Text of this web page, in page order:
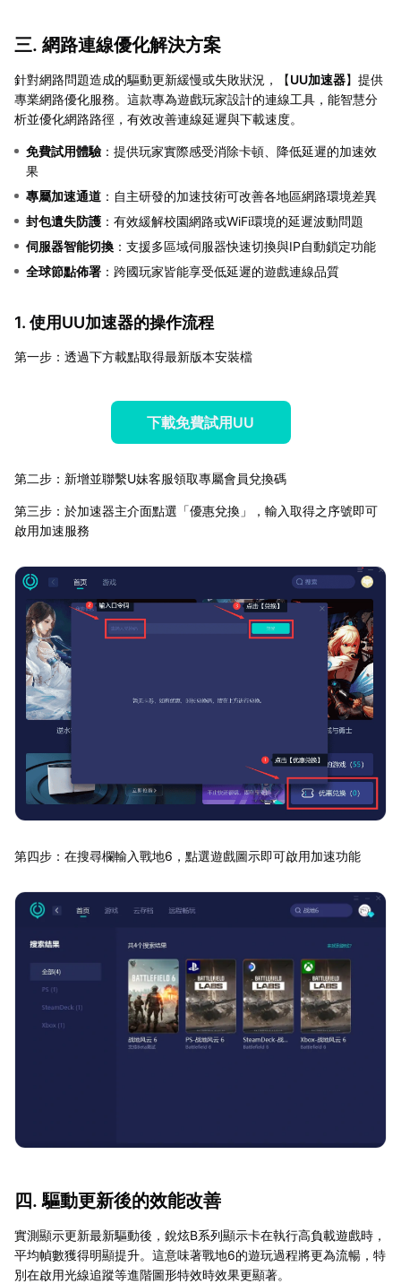
三. 網路連線優化解決方案
針對網路問題造成的驅動更新緩慢或失敗狀況，【UU加速器】提供
專業網路優化服務。這款專為遊戲玩家設計的連線工具，能智慧分
析並優化網路路徑，有效改善連線延遲與下載速度。
免費試用體驗 ：提供玩家實際感受消除卡頓、降低延遲的加速效
果
專屬加速通道 ：自主研發的加速技術可改善各地區網路環境差異
封包遺失防護 ：有效緩解校園網路或WiFi環境的延遲波動問題
伺服器智能切換 ：支援多區域伺服器快速切換與IP自動鎖定功能
全球節點佈署 ：跨國玩家皆能享受低延遲的遊戲連線品質
1. 使用UU加速器的操作流程
第一步：透過下方載點取得最新版本安裝檔
下載免費試用UU
第二步：新增並聯繫U妹客服領取專屬會員兌換碼
第三步：於加速器主介面點選「優惠兌換」，輸入取得之序號即可
啟用加速服務
第四步：在搜尋欄輸入戰地6，點選遊戲圖示即可啟用加速功能
四. 驅動更新後的效能改善
實測顯示更新最新驅動後，銳炫B系列顯示卡在執行高負載遊戲時，
平均幀數獲得明顯提升。這意味著戰地6的遊玩過程將更為流暢，特
別在啟用光線追蹤等進階圖形特效時效果更顯著。